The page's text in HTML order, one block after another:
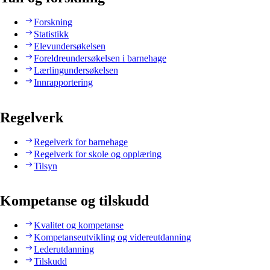
Forskning
Statistikk
Elevundersøkelsen
Foreldreundersøkelsen i barnehage
Lærlingundersøkelsen
Innrapportering
Regelverk
Regelverk for barnehage
Regelverk for skole og opplæring
Tilsyn
Kompetanse og tilskudd
Kvalitet og kompetanse
Kompetanseutvikling og videreutdanning
Lederutdanning
Tilskudd